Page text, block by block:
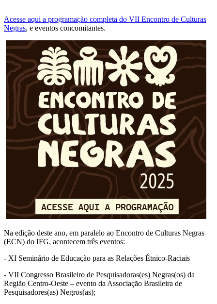
Acesse aqui a programação completa do VII Encontro de Culturas
Negras, e eventos concomitantes.
Na edição deste ano, em paralelo ao Encontro de Culturas Negras
(ECN) do IFG, acontecem três eventos:
- XI Seminário de Educação para as Relações Étnico-Raciais
- VII Congresso Brasileiro de Pesquisadoras(es) Negras(os) da
Região Centro-Oeste – evento da Associação Brasileira de
Pesquisadores(as) Negros(as);